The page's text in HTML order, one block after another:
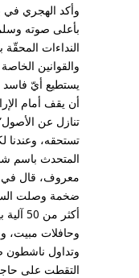
وأكد الهجري في
بأعلى صوته
النداءات
والقوانين
يستطيع أيّ فاسد
أن يقف أمام
تنازل عن
تستحقه، وعندنا
معروف، قال في
ضخمة وصلت
أكثر
وحافلات
وتداول ناشطون
التقطت على